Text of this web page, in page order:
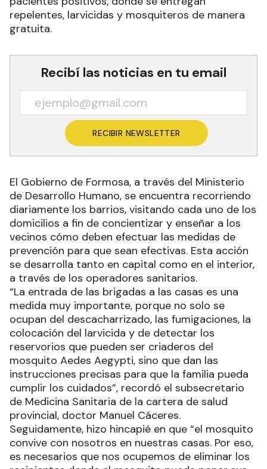
repelentes, larvicidas y mosquiteros de manera
gratuita.
Recibí las noticias en tu email
RECIBIR NEWSLETTER
El Gobierno de Formosa, a través del Ministerio
de Desarrollo Humano, se encuentra recorriendo
diariamente los barrios, visitando cada uno de los
domicilios a fin de concientizar y enseñar a los
vecinos cómo deben efectuar las medidas de
prevención para que sean efectivas. Esta acción
se desarrolla tanto en capital como en el interior,
a través de los operadores sanitarios.
“La entrada de las brigadas a las casas es una
medida muy importante, porque no solo se
ocupan del descacharrizado, las fumigaciones, la
colocación del larvicida y de detectar los
reservorios que pueden ser criaderos del
mosquito Aedes Aegypti, sino que dan las
instrucciones precisas para que la familia pueda
cumplir los cuidados”, recordó el subsecretario
de Medicina Sanitaria de la cartera de salud
provincial, doctor Manuel Cáceres.
Seguidamente, hizo hincapié en que “el mosquito
convive con nosotros en nuestras casas. Por eso,
es necesarios que nos ocupemos de eliminar los